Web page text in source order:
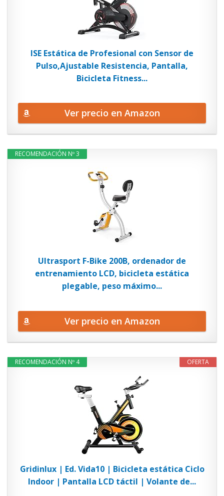
ISE Estática de Profesional con Sensor de
Pulso,Ajustable Resistencia, Pantalla,
Bicicleta Fitness...
Ver precio en Amazon
RECOMENDACIÓN Nº 3
Ultrasport F-Bike 200B, ordenador de
entrenamiento LCD, bicicleta estática
plegable, peso máximo...
Ver precio en Amazon
OFERTA
RECOMENDACIÓN Nº 4
Gridinlux | Ed. Vida10 | Bicicleta estática Ciclo
Indoor | Pantalla LCD táctil | Volante de...